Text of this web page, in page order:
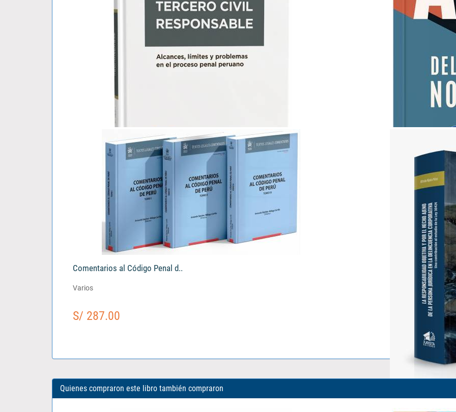
El Tercero Civil Responsable..
Vladimir Katherniak Padilla Alegre
S/ 103.00
ABC del Derecho Notarial..
Comentarios al Código Penal d..
Varios
S/ 287.00
Quienes compraron este libro también compraron